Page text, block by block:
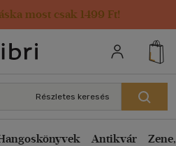
most csak 1499 Ft!
adatai
Részletes keresés
Antikvár